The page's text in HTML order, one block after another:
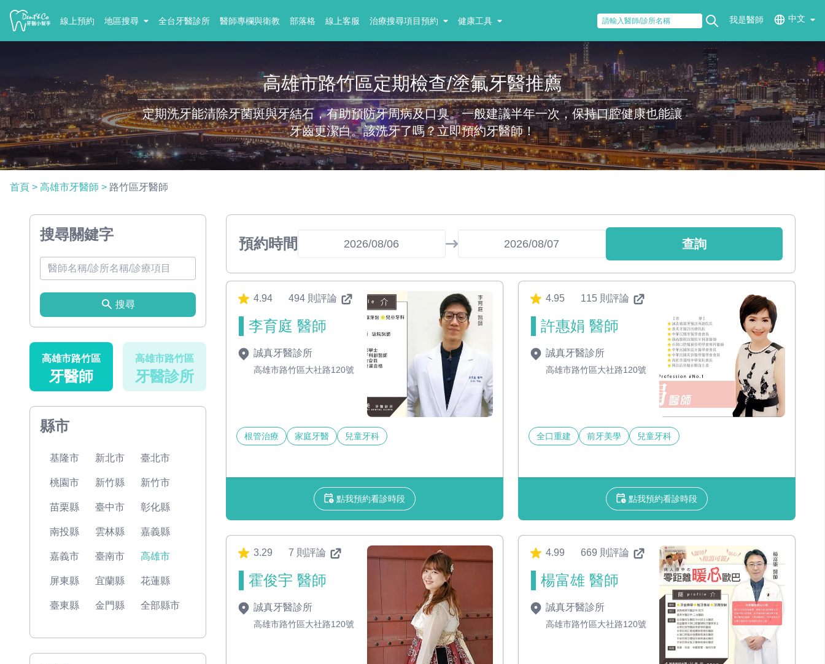
線上預約 地區搜尋 全台牙醫診所 醫師專欄與衛教 部落格 線上客服 治療搜尋項目預約 健康工具 我是醫師 中文
高雄市路竹區定期檢查/塗氟牙醫推薦
定期洗牙能清除牙菌斑與牙結石，有助預防牙周病及口臭。一般建議半年一次，保持口腔健康也能讓
牙齒更潔白。該洗牙了嗎？立即預約牙醫師！
首頁 > 高雄市牙醫師 > 路竹區牙醫師
搜尋關鍵字
搜尋
高雄市路竹區
牙醫師
高雄市路竹區
牙醫診所
縣市
基隆市 新北市 臺北市
桃園市 新竹縣 新竹市
苗栗縣 臺中市 彰化縣
南投縣 雲林縣 嘉義縣
嘉義市 臺南市 高雄市
屏東縣 宜蘭縣 花蓮縣
臺東縣 金門縣 全部縣市
預約時間 查詢
4.94 494 則評論
李育庭 醫師
誠真牙醫診所
高雄市路竹區大社路120號
根管治療 家庭牙醫 兒童牙科
點我預約看診時段
4.95 115 則評論
許惠娟 醫師
誠真牙醫診所
高雄市路竹區大社路120號
全口重建 前牙美學 兒童牙科
點我預約看診時段
3.29 7 則評論
霍俊宇 醫師
誠真牙醫診所
高雄市路竹區大社路120號
4.99 669 則評論
楊富雄 醫師
誠真牙醫診所
高雄市路竹區大社路120號